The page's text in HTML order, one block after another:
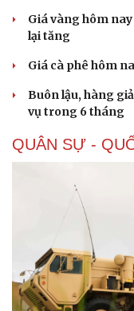
Giá vàng hôm
lại tăng
Giá cà phê hôm
Buôn lậu, hàng
vụ trong 6 tháng
QUÂN SỰ -